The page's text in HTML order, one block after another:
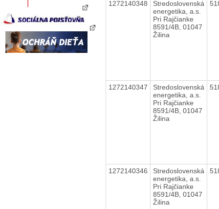
1272140348
Stredoslovenská
energetika, a.s.
Pri Rajčianke
8591/4B, 01047
Žilina
1272140347
Stredoslovenská
energetika, a.s.
Pri Rajčianke
8591/4B, 01047
Žilina
1272140346
Stredoslovenská
energetika, a.s.
Pri Rajčianke
8591/4B, 01047
Žilina